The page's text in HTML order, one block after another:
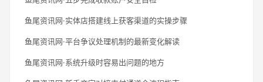
鱼尾资讯网·实体店搭建线上获客渠道的实操步骤
鱼尾资讯网·平台争议处理机制的最新变化解读
鱼尾资讯网·系统升级时容易出问题的地方